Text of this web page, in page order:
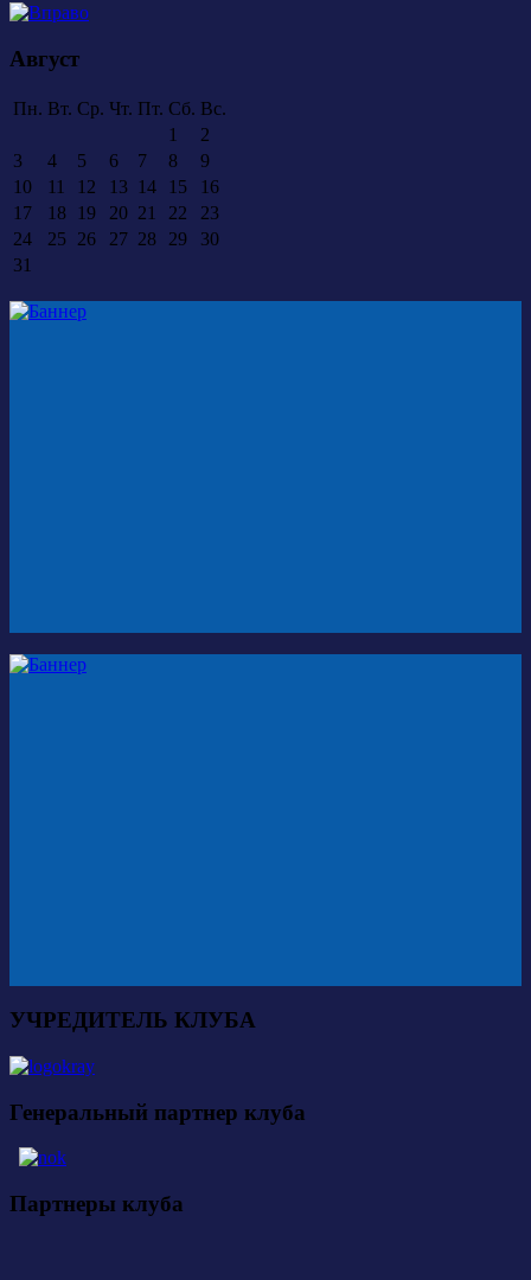
Август
Пн. Вт. Ср. Чт. Пт. Сб. Вс.
1
2
3
4 5 6 7 8
9
10
11 12 13 14 15
16
17
18 19 20 21 22
23
24
25 26 27 28 29
30
31
УЧРЕДИТЕЛЬ КЛУБА
Генеральный партнер клуба
Партнеры клуба